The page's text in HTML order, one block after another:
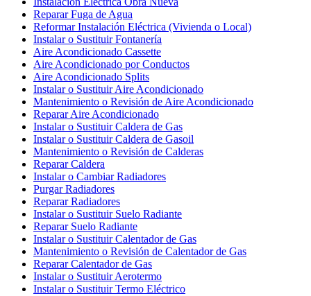
Reparar Fuga de Agua
Reformar Instalación Eléctrica (Vivienda o Local)
Instalar o Sustituir Fontanería
Aire Acondicionado Cassette
Aire Acondicionado por Conductos
Aire Acondicionado Splits
Instalar o Sustituir Aire Acondicionado
Mantenimiento o Revisión de Aire Acondicionado
Reparar Aire Acondicionado
Instalar o Sustituir Caldera de Gas
Instalar o Sustituir Caldera de Gasoil
Mantenimiento o Revisión de Calderas
Reparar Caldera
Instalar o Cambiar Radiadores
Purgar Radiadores
Reparar Radiadores
Instalar o Sustituir Suelo Radiante
Reparar Suelo Radiante
Instalar o Sustituir Calentador de Gas
Mantenimiento o Revisión de Calentador de Gas
Reparar Calentador de Gas
Instalar o Sustituir Aerotermo
Instalar o Sustituir Termo Eléctrico